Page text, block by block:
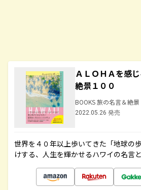
ＡＬＯＨＡを感
絶景１００
BOOKS 旅の名言＆絶景
2022.05.26 発売
世界を４０年以上歩いてきた「地球の
けする、人生を輝かせるハワイの名言